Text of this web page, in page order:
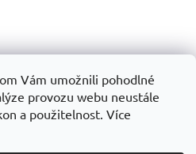
Vám umožnili pohodlné
provozu webu neustále
a použitelnost. Více
odběr elektrozařízení/baterií